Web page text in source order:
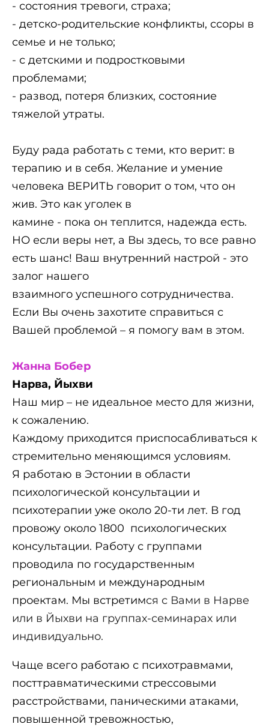
- состояния тревоги, страха;
- детско-родительские конфликты, ссоры в
семье и не только;
- с детскими и подростковыми
проблемами;
- развод, потеря близких, состояние
тяжелой утраты.
Буду рада работать с теми, кто верит: в
терапию и в себя. Желание и умение
человека ВЕРИТЬ говорит о том, что он
жив. Это как уголек в
камине - пока он теплится, надежда есть.
НО если веры нет, а Вы здесь, то все равно
есть шанс! Ваш внутренний настрой - это
залог нашего
взаимного успешного сотрудничества.
Если Вы очень захотите справиться с
Вашей проблемой – я помогу вам в этом.
Жанна Бобер
Нарва, Йыхви
Наш мир – не идеальное место для жизни,
к сожалению.
Каждому приходится приспосабливаться к
стремительно меняющимся условиям.
Я работаю в Эстонии в области
психологической консультации и
психотерапии уже около 20-ти лет. В год
провожу около 1800 психологических
консультации. Работу с группами
проводила по государственным
региональным и международным
проектам. Мы встретимся с Вами в Нарве
или в Йыхви на группах-семинарах или
индивидуально.
Чаще всего работаю с психотравмами,
посттравматическими стрессовыми
расстройствами, паническими атаками,
повышенной тревожностью,